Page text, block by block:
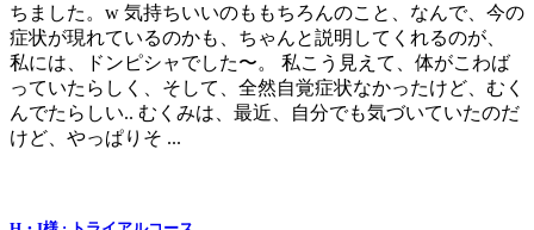
ちました。w 気持ちいいのももちろんのこと、なんで、今の
症状が現れているのかも、ちゃんと説明してくれるのが、
私には、ドンピシャでした〜。 私こう見えて、体がこわば
っていたらしく、そして、全然自覚症状なかったけど、むく
んでたらしい.. むくみは、最近、自分でも気づいていたのだ
けど、やっぱりそ ...